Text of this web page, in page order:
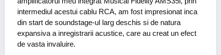
intermediul acestui cablu RCA, am fost impresionat inca
din start de soundstage-ul larg deschis si de natura
expansiva a inregistrarii acustice, care au creat un efect
de vasta invaluire.